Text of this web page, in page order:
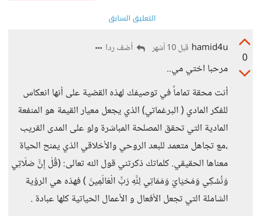
التعليق السابق
0
hamid4u قبل 10 أشهر أضف ردا
مرحبا اختي مي..
أنت محقة تماماً في توصيفك لهذه القضية على أنها انعكاس
للفكر المادي ( البرغماتي) الذي يجعل معيار القيمة هو المنفعة
المادية التي تحقق المصلحة المباشرة ولو على المدى القريب
،مع تجاهل متعمد للبعد الروحي والأخلاقي الذي يمنح الحياة
معناها الحقيقي. كلماتك ذكرتني قول الله تعالى: (قُلْ إِنَّ صَلَاتِي
وَنُسُكِي وَمَحْيَايَ وَمَمَاتِي لِلَّهِ رَبِّ الْعَالَمِينَ ) فهذه هي الرؤية
الشاملة التي تجعل الأفعال و الأعمال الحياتية كلها عبادة .